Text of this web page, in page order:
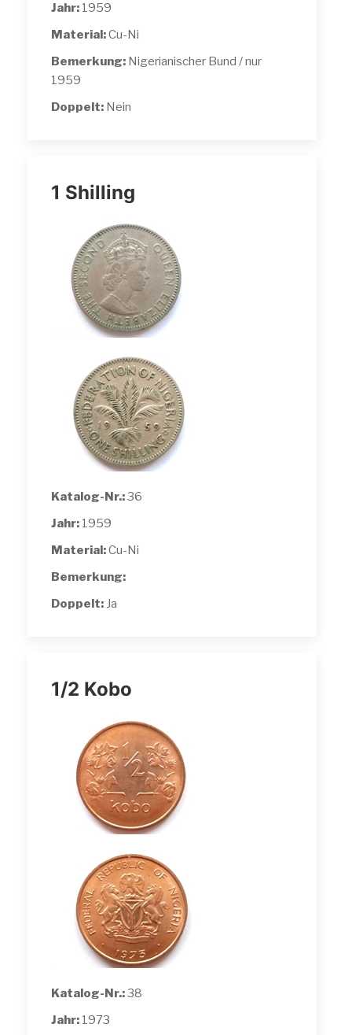
Jahr: 1959
Material:Cu-Ni
Bemerkung: Nigerianischer Bund / nur
1959
Doppelt: Nein
1 Shilling
Katalog-Nr.:36
Jahr: 1959
Material:Cu-Ni
Bemerkung:
Doppelt: Ja
1/2 Kobo
Katalog-Nr.:38
Jahr: 1973